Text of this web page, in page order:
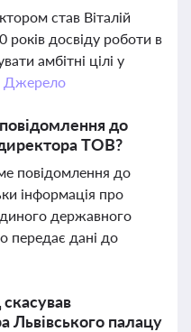
став Віталій
досвіду роботи в
амбітні цілі у
Джерело
до
ТОВ?
повідомлення до
інформація про
державного
передає дані до
Львівського палацу